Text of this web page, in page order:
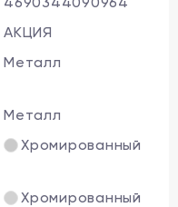
АКЦИЯ
Металл
Металл
Хромированный
Хромированный